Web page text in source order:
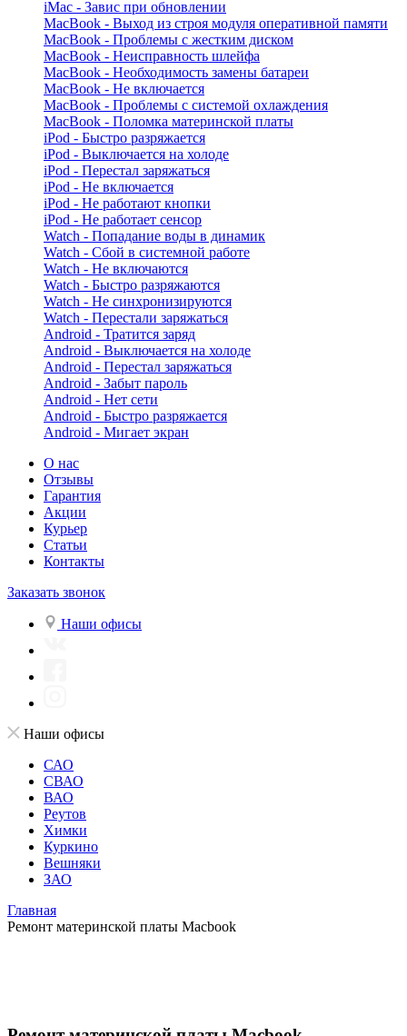
iMac - Завис при обновлении
MacBook - Выход из строя модуля оперативной памяти
MacBook - Проблемы с жестким диском
MacBook - Неисправность шлейфа
MacBook - Необходимость замены батареи
MacBook - Не включается
MacBook - Проблемы с системой охлаждения
MacBook - Поломка материнской платы
iPod - Быстро разряжается
iPod - Выключается на холоде
iPod - Перестал заряжаться
iPod - Не включается
iPod - Не работают кнопки
iPod - Не работает сенсор
Watch - Попадание воды в динамик
Watch - Сбой в системной работе
Watch - Не включаются
Watch - Быстро разряжаются
Watch - Не синхронизируются
Watch - Перестали заряжаться
Android - Тратится заряд
Android - Выключается на холоде
Android - Перестал заряжаться
Android - Забыт пароль
Android - Нет сети
Android - Быстро разряжается
Android - Мигает экран
О нас
Отзывы
Гарантия
Акции
Курьер
Статьи
Контакты
Заказать звонок
Наши офисы
Наши офисы
САО
СВАО
ВАО
Реутов
Химки
Куркино
Вешняки
ЗАО
Главная
Ремонт материнской платы Macbook